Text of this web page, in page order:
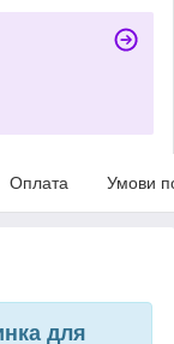
Оплата Умови
для